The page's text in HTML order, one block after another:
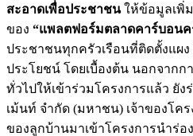
สะอาดเพื่อประชาชนให้ข้อมูลเพิ่ม
ของ “แพลตฟอร์มตลาดคาร์บอนค
ประชาชนทุกครัวเรือนที่ติดตั้งแผง
ประโยชน์ โดยเบื้องต้น นอกจาก
ทั่วไปให้เข้าร่วมโครงการแล้ว ยัง
เม้นท์ จำกัด (มหาชน) เจ้าของโค
ของลูกบ้านมาเข้าโครงการนำร่อ